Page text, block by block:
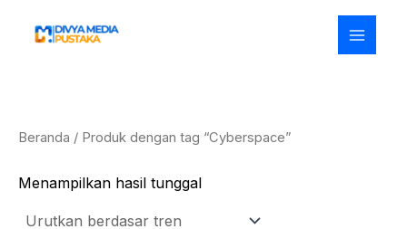
Beranda / Produk dengan tag “Cyberspace”
Menampilkan hasil tunggal